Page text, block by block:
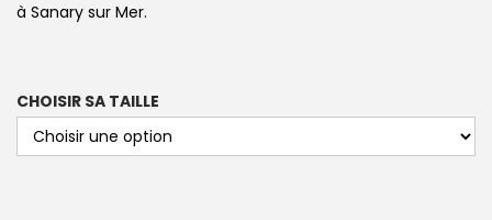
à Sanary sur Mer.
CHOISIR SA TAILLE